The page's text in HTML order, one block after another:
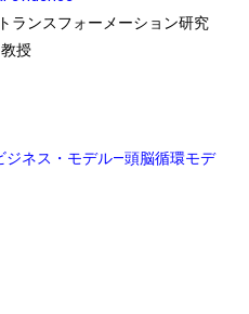
ランスフォーメーション研究
授
ジネス・モデル―頭脳循環モデ